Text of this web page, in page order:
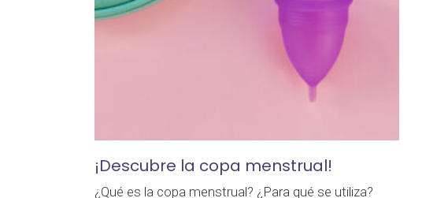
¡Descubre la copa menstrual!
¿Qué es la copa menstrual? ¿Para qué se utiliza?